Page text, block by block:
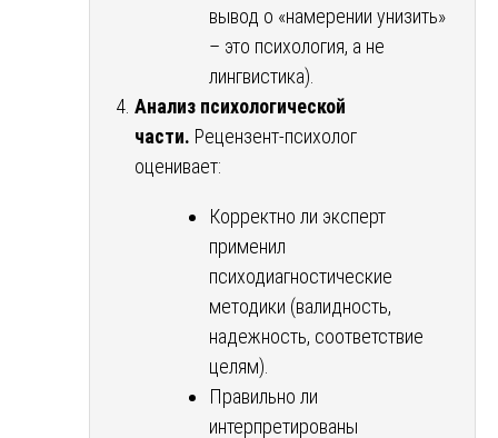
вывод о «намерении унизить»
– это психология, а не
лингвистика).
Анализ психологической
части. Рецензент-психолог
оценивает:
Корректно ли эксперт
применил
психодиагностические
методики (валидность,
надежность, соответствие
целям).
Правильно ли
интерпретированы